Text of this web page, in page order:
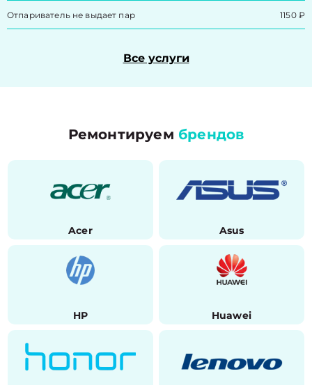
Отпариватель не выдает пар 1150 ₽
Все услуги
Ремонтируем брендов
Acer Asus
HP Huawei